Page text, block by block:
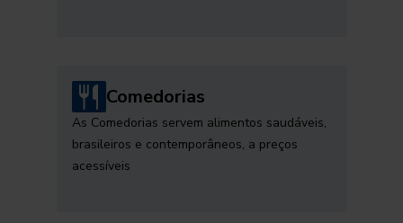
Comedorias
As Comedorias servem alimentos saudáveis,
brasileiros e contemporâneos, a preços
acessíveis